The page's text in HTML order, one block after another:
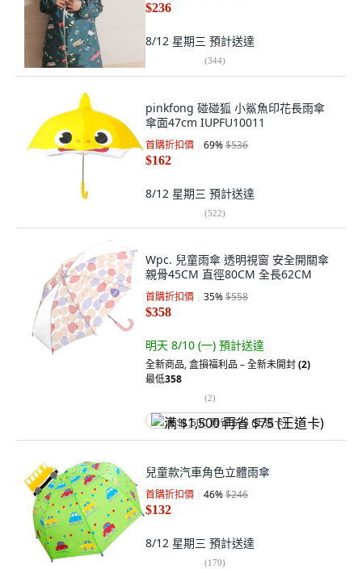
$236
8/12 星期三 預計送達
(344)
pinkfong 碰碰狐 小鯊魚印花長雨傘
傘面47cm IUPFU10011
首購折扣價 69%$536
$162
8/12 星期三 預計送達
(522)
Wpc. 兒童雨傘 透明視窗 安全開關傘
親骨45CM 直徑80CM 全長62CM
首購折扣價 35%$558
$358
明天 8/10 (一) 預計送達
全新商品,盒損福利品 – 全新未開封(2)
最低358
(2)
满 $1,500 再省 $75 (王道卡)
兒童款汽車角色立體雨傘
首購折扣價 46%$246
$132
8/12 星期三 預計送達
(170)